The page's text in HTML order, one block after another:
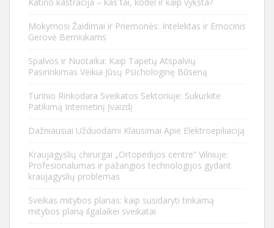
Katino kastracija – kas tai, kodėl ir kaip vyksta?
Mokymosi Žaidimai ir Priemonės: Intelektas ir Emocinis
Gerovė Berniukams
Spalvos ir Nuotaika: Kaip Tapetų Atspalvių
Pasirinkimas Veikia Jūsų Psichologinę Būseną
Turinio Rinkodara Sveikatos Sektoriuje: Sukurkite
Patikimą Internetinį Įvaizdį
Dažniausiai Užduodami Klausimai Apie Elektroepiliaciją
Kraujagyslių chirurgai „Ortopedijos centre“ Vilniuje:
Profesionalumas ir pažangios technologijos gydant
kraujagyslių problemas
Sveikas mitybos planas: kaip susidaryti tinkamą
mitybos planą ilgalaikei sveikatai